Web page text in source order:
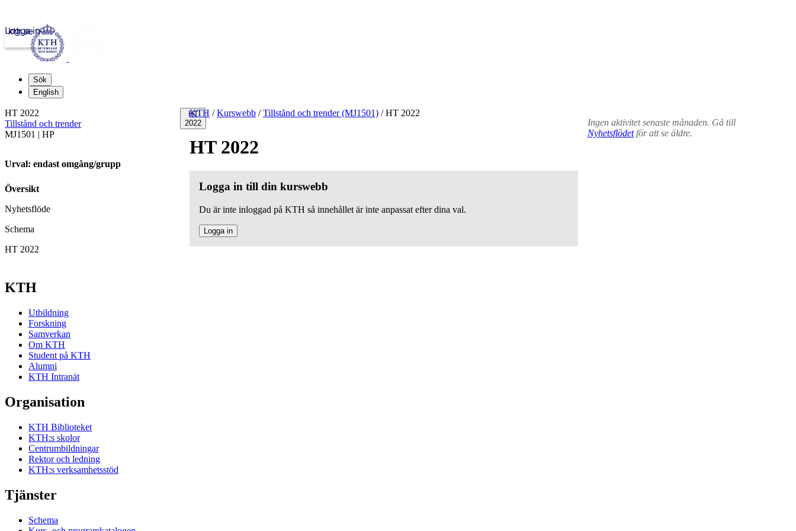
kth.se
Logga in
Sök
English
HT
2022
KTH / Kurswebb / Tillstånd och trender (MJ1501) /HT 2022
HT 2022
Logga in till din kurswebb
Du är inte inloggad på KTH så innehållet är inte anpassat efter dina val.
Logga in
Ingen aktivitet senaste månaden. Gå till
Nyhetsflödetför att se äldre.
HT 2022
Tillstånd och trender
MJ1501 | HP
Urval: endast omgång/grupp
Översikt
Nyhetsflöde
Schema
HT 2022
KTH
Utbildning
Forskning
Samverkan
Om KTH
Student på KTH
Alumni
KTH Intranät
Organisation
KTH Biblioteket
KTH:s skolor
Centrumbildningar
Rektor och ledning
KTH:s verksamhetsstöd
Tjänster
Schema